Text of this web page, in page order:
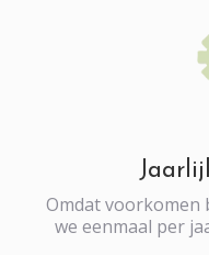
Omdat voorkomen
we eenmaal per